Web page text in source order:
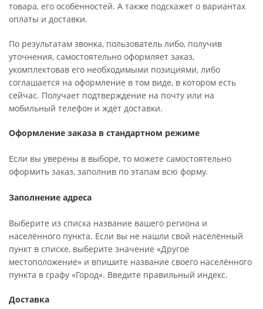
товара, его особенностей. А также подскажет о вариантах
оплаты и доставки.
По результатам звонка, пользователь либо, получив
уточнения, самостоятельно оформляет заказ,
укомплектовав его необходимыми позициями, либо
соглашается на оформление в том виде, в котором есть
сейчас. Получает подтверждение на почту или на
мобильный телефон и ждёт доставки.
Оформление заказа в стандартном режиме
Если вы уверены в выборе, то можете самостоятельно
оформить заказ, заполнив по этапам всю форму.
Заполнение адреса
Выберите из списка название вашего региона и
населённого пункта. Если вы не нашли свой населённый
пункт в списке, выберите значение «Другое
местоположение» и впишите название своего населённого
пункта в графу «Город». Введите правильный индекс.
Доставка